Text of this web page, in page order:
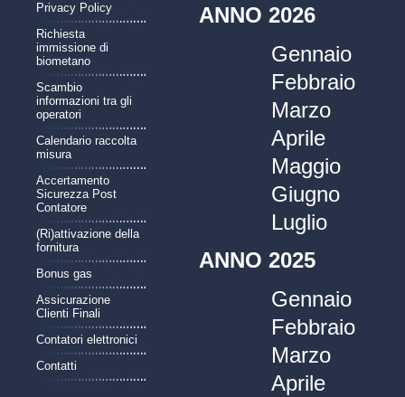
Privacy Policy
Richiesta
immissione di
biometano
Scambio
informazioni tra gli
operatori
Calendario raccolta
misura
Accertamento
Sicurezza Post
Contatore
(Ri)attivazione della
fornitura
Bonus gas
Assicurazione
Clienti Finali
Contatori elettronici
Contatti
ANNO 2026
Gennaio
Febbraio
Marzo
Aprile
Maggio
Giugno
Luglio
ANNO 2025
Gennaio
Febbraio
Marzo
Aprile